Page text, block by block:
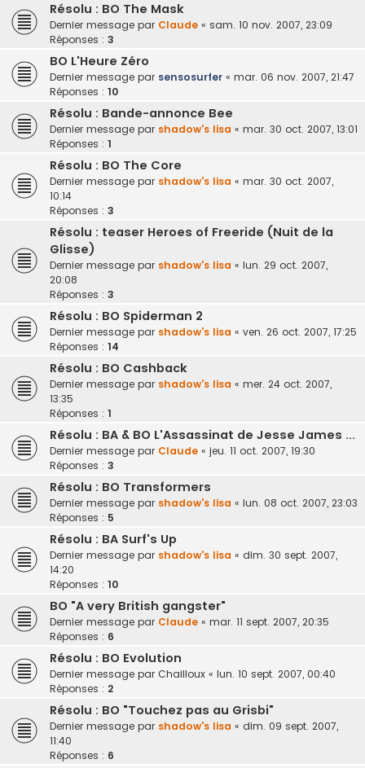
Résolu : BO The Mask
Dernier message par Claude « sam. 10 nov. 2007, 23:09
Réponses : 3
BO L'Heure Zéro
Dernier message par sensosurfer « mar. 06 nov. 2007, 21:47
Réponses : 10
Résolu : Bande-annonce Bee
Dernier message par shadow's lisa « mar. 30 oct. 2007, 13:01
Réponses : 1
Résolu : BO The Core
Dernier message par shadow's lisa « mar. 30 oct. 2007,
10:14
Réponses : 3
Résolu : teaser Heroes of Freeride (Nuit de la
Glisse)
Dernier message par shadow's lisa « lun. 29 oct. 2007,
20:08
Réponses : 3
Résolu : BO Spiderman 2
Dernier message par shadow's lisa « ven. 26 oct. 2007, 17:25
Réponses : 14
Résolu : BO Cashback
Dernier message par shadow's lisa « mer. 24 oct. 2007,
13:35
Réponses : 1
Résolu : BA & BO L'Assassinat de Jesse James ...
Dernier message par Claude « jeu. 11 oct. 2007, 19:30
Réponses : 3
Résolu : BO Transformers
Dernier message par shadow's lisa « lun. 08 oct. 2007, 23:03
Réponses : 5
Résolu : BA Surf's Up
Dernier message par shadow's lisa « dim. 30 sept. 2007,
14:20
Réponses : 10
BO "A very British gangster"
Dernier message par Claude « mar. 11 sept. 2007, 20:35
Réponses : 6
Résolu : BO Evolution
Dernier message par Chailloux « lun. 10 sept. 2007, 00:40
Réponses : 2
Résolu : BO "Touchez pas au Grisbi"
Dernier message par shadow's lisa « dim. 09 sept. 2007,
11:40
Réponses : 6